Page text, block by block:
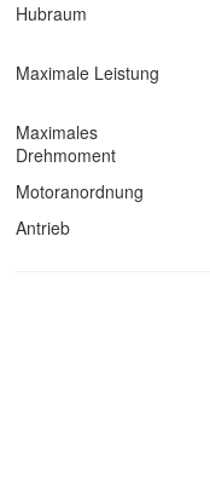
Hubraum
Maximale Leistung
Maximales
Drehmoment
Motoranordnung
Antrieb